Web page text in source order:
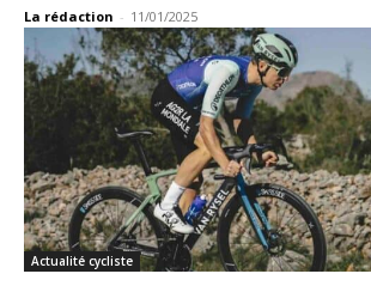
La rédaction - 11/01/2025
Actualité cycliste